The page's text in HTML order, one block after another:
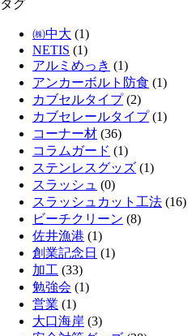
タグ
㈱中大 (1)
NETIS (1)
アルミめっき (1)
アンカーボルト防食 (1)
カブセルタイプ(2)
カブセレールタイプ(1)
コーナー材 (36)
コラムガード (1)
ステンレスグッズ (1)
スラッシュ (0)
スラッシュカット工法 (16)
ビーチクリーン (8)
佐井漁港 (1)
創業記念日 (1)
加工 (33)
勉強会 (1)
営業 (1)
大口海岸 (3)